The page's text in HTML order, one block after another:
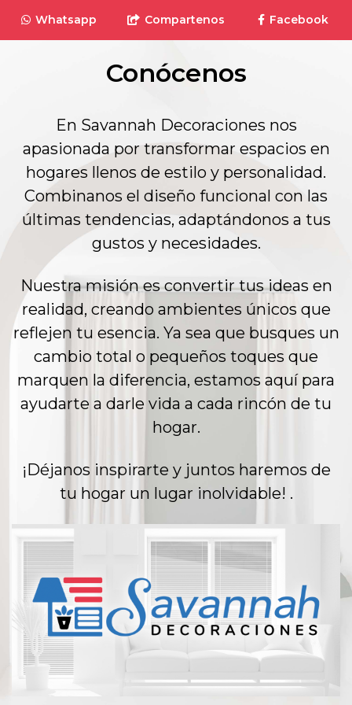
Whatsapp Compartenos Facebook
Conócenos
En Savannah Decoraciones nos
apasionada por transformar espacios en
hogares llenos de estilo y personalidad.
Combinanos el diseño funcional con las
últimas tendencias, adaptándonos a tus
gustos y necesidades.
Nuestra misión es convertir tus ideas en
realidad, creando ambientes únicos que
reflejen tu esencia. Ya sea que busques un
cambio total o pequeños toques que
marquen la diferencia, estamos aquí para
ayudarte a darle vida a cada rincón de tu
hogar.
¡Déjanos inspirarte y juntos haremos de
tu hogar un lugar inolvidable! .